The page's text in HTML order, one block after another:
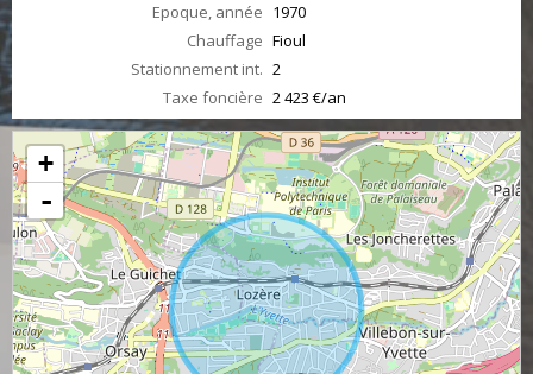
Epoque, année 1970
Chauffage Fioul
Stationnement int. 2
Taxe foncière 2 423 €/an
+
-